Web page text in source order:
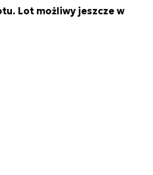
Lot możliwy jeszcze w